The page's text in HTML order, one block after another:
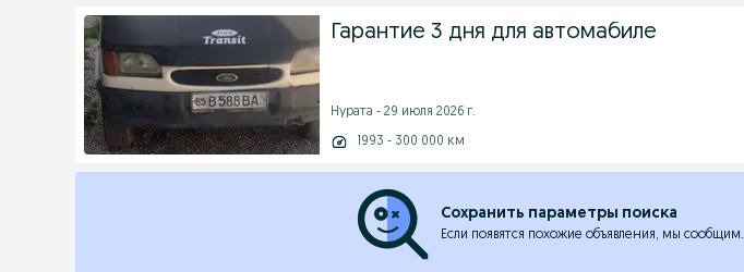
Гарантие 3 дня для автомабиле
Нурата - 29 июля 2026 г.
1993 - 300 000 км
Сохранить параметры поиска
Если появятся похожие объявления, мы сообщим.